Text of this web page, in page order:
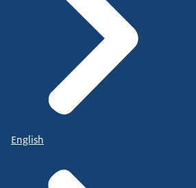
English